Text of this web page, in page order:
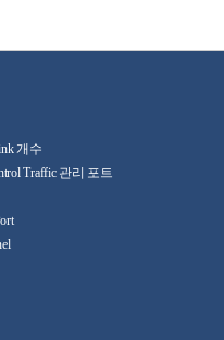
개수
Traffic 관리 포트